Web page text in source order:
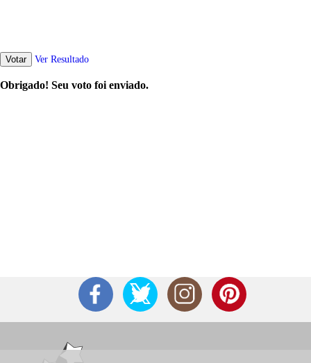
Votar Ver Resultado
Obrigado! Seu voto foi enviado.